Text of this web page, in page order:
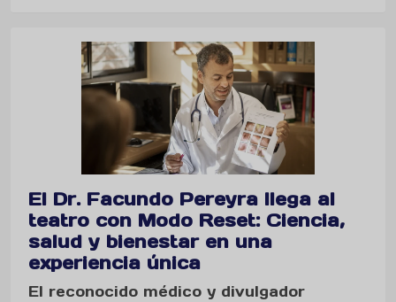
El Dr. Facundo Pereyra llega al
teatro con Modo Reset: Ciencia,
salud y bienestar en una
experiencia única
El reconocido médico y divulgador